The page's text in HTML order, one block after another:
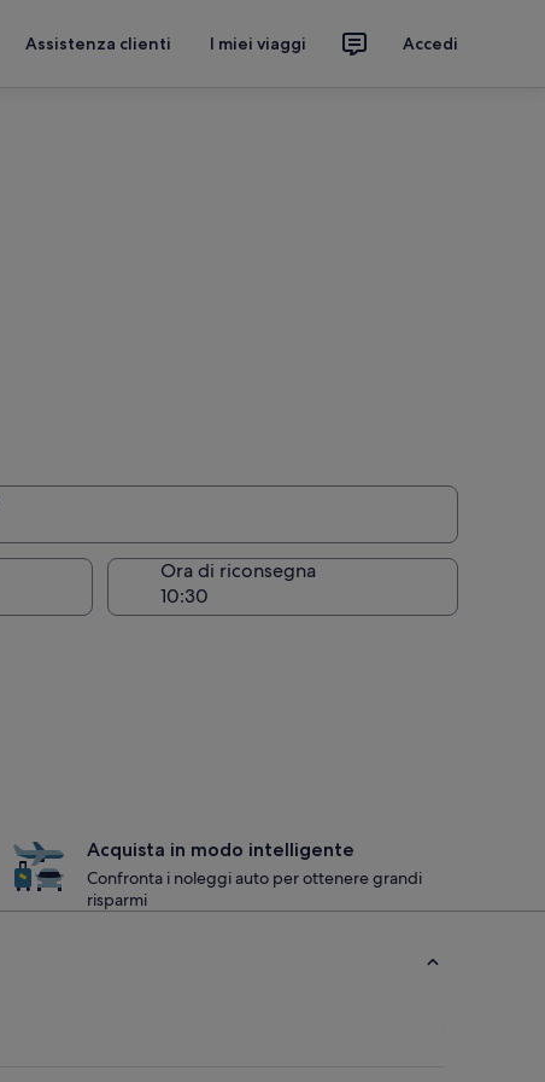
Assistenza clienti I miei viaggi Accedi
Ora di riconsegna
Acquista in modo intelligente
Confronta i noleggi auto per ottenere grandi
risparmi